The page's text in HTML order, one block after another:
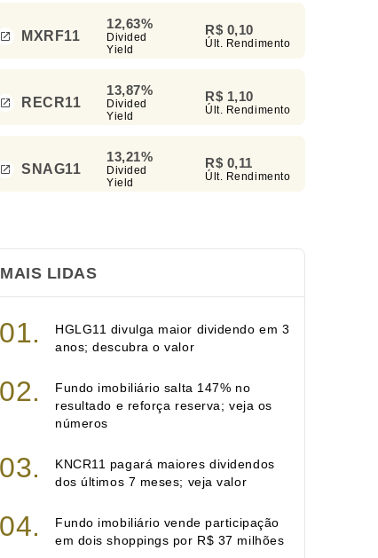
MXRF11
12,63%
Divided
Yield
R$ 0,10
Últ. Rendimento
RECR11
13,87%
Divided
Yield
R$ 1,10
Últ. Rendimento
SNAG11
13,21%
Divided
Yield
R$ 0,11
Últ. Rendimento
MAIS LIDAS
HGLG11 divulga maior dividendo em 3
anos; descubra o valor
Fundo imobiliário salta 147% no
resultado e reforça reserva; veja os
números
KNCR11 pagará maiores dividendos
dos últimos 7 meses; veja valor
Fundo imobiliário vende participação
em dois shoppings por R$ 37 milhões